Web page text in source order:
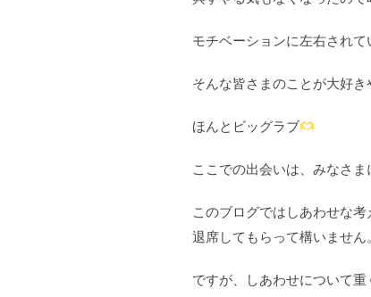
モチベーションに左右され
そんな皆さまのことが大好き
ほんとビッグラブ
ここでの出会いは、みなさ
このブログではしあわせな
退席してもらって構いません
ですが、しあわせについて